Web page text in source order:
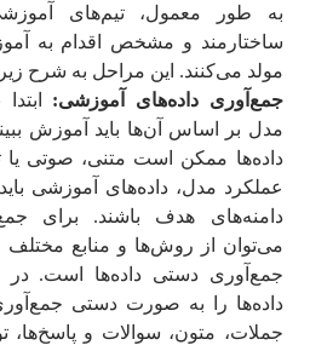
به طور معمول، تیم‌های
ساختارمند و مشخص اقدام به
مولد می‌کنند. این مراحل به شرح
جمع‌آوری داده‌های آموزشی:
مدل بر اساس آن‌ها باید آموزش
داده‌ها ممکن است متنی، صوتی یا
عملکرد مدل، داده‌های آموزشی
دامنه‌های هدف باشند. برای
می‌توان از روش‌ها و منابع مختلف
جمع‌آوری دستی داده‌ها است. در
داده‌ها را به صورت دستی
جملات، متون، سوالات و پاسخ‌ها،